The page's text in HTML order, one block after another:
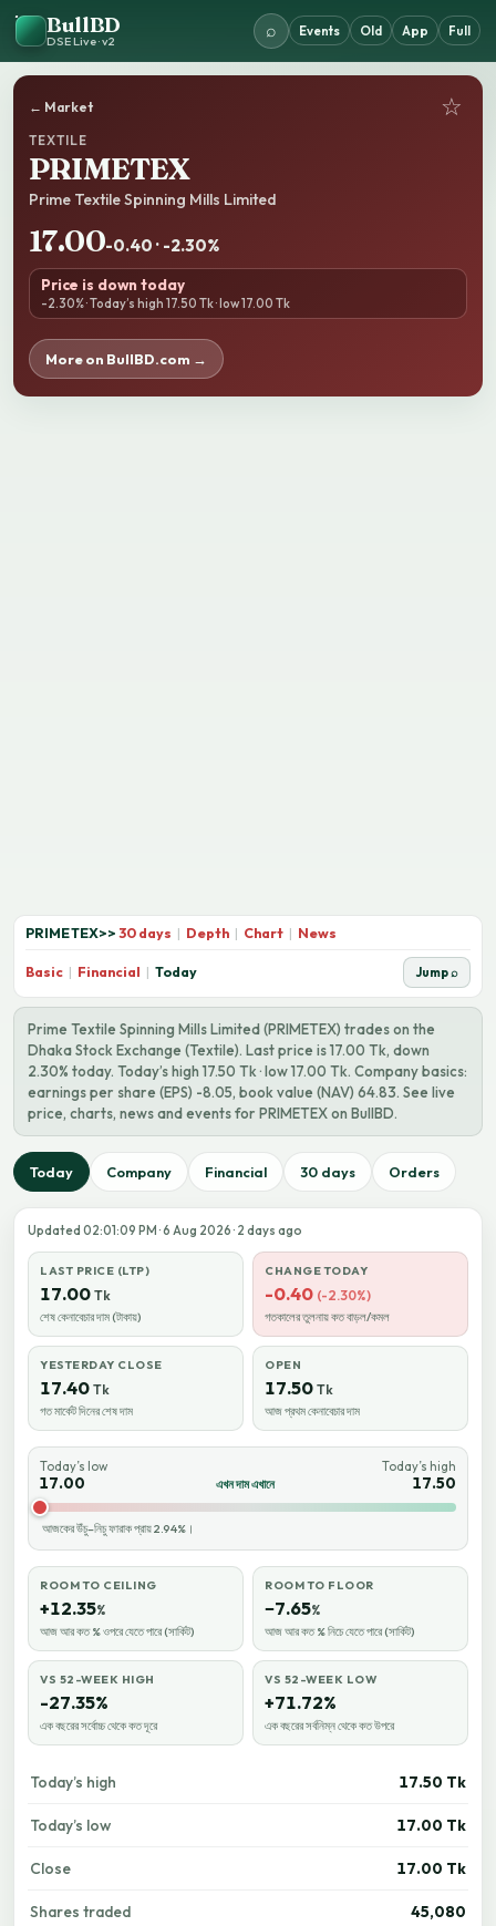
BullBD
DSE Live · v2
⌕ Events Old App Full
← Market ☆
TEXTILE
PRIMETEX
Prime Textile Spinning Mills Limited
17.00-0.40 · -2.30%
Price is down today
-2.30% · Today’s high 17.50 Tk · low 17.00 Tk
More on BullBD.com →
PRIMETEX>> 30 days | Depth | Chart | News
Basic | Financial | Today Jump ⌕
Prime Textile Spinning Mills Limited (PRIMETEX) trades on the
Dhaka Stock Exchange (Textile). Last price is 17.00 Tk, down
2.30% today. Today’s high 17.50 Tk · low 17.00 Tk. Company basics:
earnings per share (EPS) -8.05, book value (NAV) 64.83. See live
price, charts, news and events for PRIMETEX on BullBD.
Today Company Financial 30 days Orders
Updated 02:01:09 PM · 6 Aug 2026 · 2 days ago
LAST PRICE (LTP)
17.00 Tk
শেষ কেনাবেচার দাম (টাকায়)
CHANGE TODAY
-0.40 (-2.30%)
গতকালের তুলনায় কত বাড়ল/কমল
YESTERDAY CLOSE
17.40 Tk
গত মার্কেট দিনের শেষ দাম
OPEN
17.50 Tk
আজ প্রথম কেনাবেচার দাম
Today’s low
17.00 এখন দাম এখানে
Today’s high
17.50
আজকের উঁচু–নিচু ফারাক প্রায় 2.94%।
ROOM TO CEILING
+12.35%
আজ আর কত % ওপরে যেতে পারে (সার্কিট)
ROOM TO FLOOR
−7.65%
আজ আর কত % নিচে যেতে পারে (সার্কিট)
VS 52-WEEK HIGH
-27.35%
এক বছরের সর্বোচ্চ থেকে কত দূরে
VS 52-WEEK LOW
+71.72%
এক বছরের সর্বনিম্ন থেকে কত উপরে
Today’s high 17.50 Tk
Today’s low 17.00 Tk
Close 17.00 Tk
Shares traded 45,080